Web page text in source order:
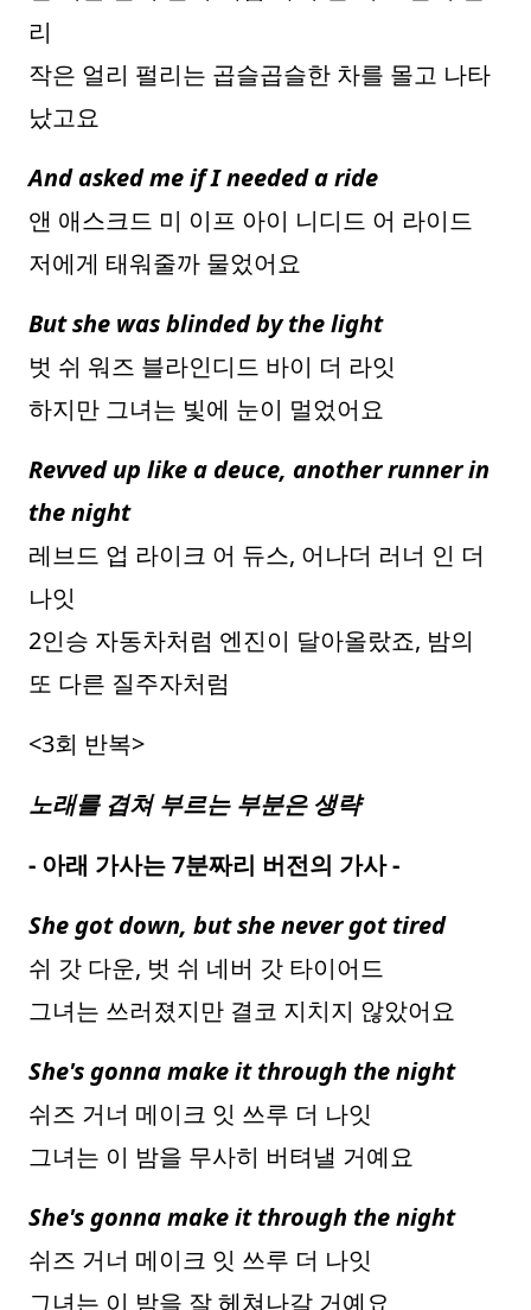
리
작은 얼리 펄리는 곱슬곱슬한 차를 몰고 나타
났고요
And asked me if I needed a ride
앤 애스크드 미 이프 아이 니디드 어 라이드
저에게 태워줄까 물었어요
But she was blinded by the light
벗 쉬 워즈 블라인디드 바이 더 라잇
하지만 그녀는 빛에 눈이 멀었어요
Revved up like a deuce, another runner in
the night
레브드 업 라이크 어 듀스, 어나더 러너 인 더
나잇
2인승 자동차처럼 엔진이 달아올랐죠, 밤의
또 다른 질주자처럼
<3회 반복>
노래를 겹쳐 부르는 부분은 생략
- 아래 가사는 7분짜리 버전의 가사 -
She got down, but she never got tired
쉬 갓 다운, 벗 쉬 네버 갓 타이어드
그녀는 쓰러졌지만 결코 지치지 않았어요
She's gonna make it through the night
쉬즈 거너 메이크 잇 쓰루 더 나잇
그녀는 이 밤을 무사히 버텨낼 거예요
She's gonna make it through the night
쉬즈 거너 메이크 잇 쓰루 더 나잇
그녀는 이 밤을 잘 헤쳐나갈 거예요